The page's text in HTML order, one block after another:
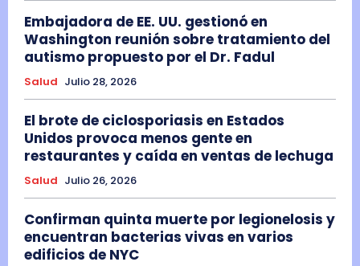
Embajadora de EE. UU. gestionó en
Washington reunión sobre tratamiento del
autismo propuesto por el Dr. Fadul
Salud Julio 28, 2026
El brote de ciclosporiasis en Estados
Unidos provoca menos gente en
restaurantes y caída en ventas de lechuga
Salud Julio 26, 2026
Confirman quinta muerte por legionelosis y
encuentran bacterias vivas en varios
edificios de NYC